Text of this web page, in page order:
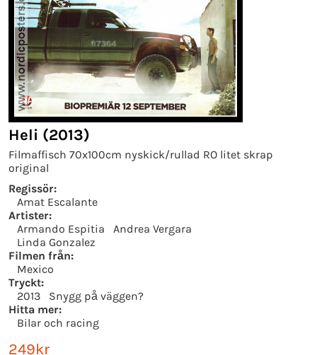
Heli (2013)
Filmaffisch 70x100cm nyskick/rullad RO litet skrap
original
Regissör:
Amat Escalante
Artister:
Armando Espitia
Andrea Vergara
Linda Gonzalez
Filmen från:
Mexico
Tryckt:
2013
Snygg på väggen?
Hitta mer:
Bilar och racing
249kr